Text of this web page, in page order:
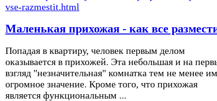
Маленькая прихожая - как все
Попадая в квартиру, человек первым делом
оказывается в прихожей. Эта небольшая и на
взгляд "незначительная" комнатка тем не менее
огромное значение. Кроме того, что прихожая
является функциональным ...